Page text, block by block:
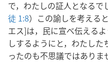
で，わたしの証人となる
徒 1:8）この諭しを考える
エス]は，民に宣べ伝える
しするようにと，わたし
ったのも不思議ではあり